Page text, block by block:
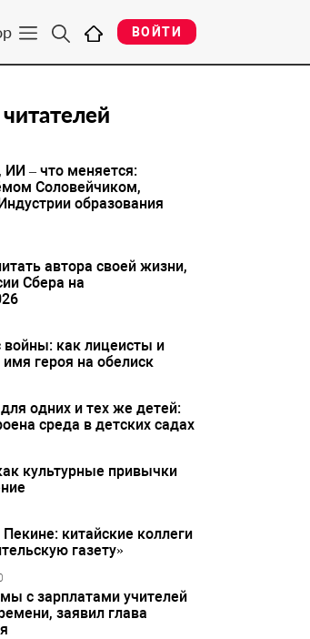
ВОЙТИ
ИИ – что меняется:
Соловейчиком,
образования
автора своей жизни,
Сбера на
войны: как лицеисты и
имя героя на обелиск
одних и тех же детей:
среда в детских садах
культурные привычки
китайские коллеги
газету»
с зарплатами учителей
заявил глава